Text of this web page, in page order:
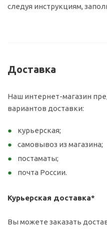
следуя инструкциям,
Доставка
Наш интернет-магазин
вариантов доставки:
курьерская;
самовывоз из магазина;
постаматы;
почта России.
Курьерская доставка*
Вы можете заказать